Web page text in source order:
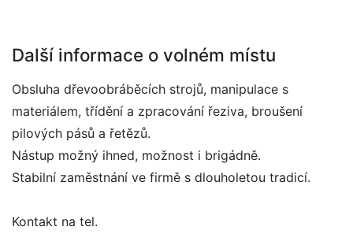
Další informace o volném místu
Obsluha dřevoobráběcích strojů, manipulace s
materiálem, třídění a zpracování řeziva, broušení
pilových pásů a řetězů.
Nástup možný ihned, možnost i brigádně.
Stabilní zaměstnání ve firmě s dlouholetou tradicí.
Kontakt na tel.